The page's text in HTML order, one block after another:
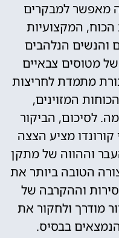
מאפשר למבקרים
המקצועיות
והנשים הנלהבים
מטוסים צבאיים
מתמדת לחריצות
המזוינים,
לסיכום, הביקור
מציע הצצה
וההווה של מתקן
הטובה ביותר את
וההקרבה של
מודרך ולחקור את
בבסיס.